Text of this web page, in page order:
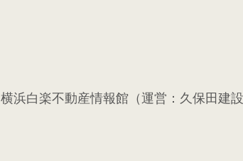
横浜白楽不動産情報館（運営：久保田建設